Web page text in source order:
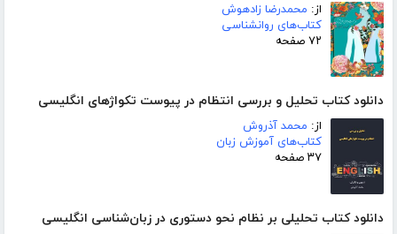
از: محمدرضا زادهوش
کتاب‌های روانشناسی
۷۲ صفحه
دانلود کتاب تحلیل و بررسی انتظام در پیوست تکواژهای انگلیسی
از: محمد آذروش
کتاب‌های آموزش زبان
۳۷ صفحه
دانلود کتاب تحلیلی بر نظام نحو دستوری در زبان‌شناسی انگلیسی